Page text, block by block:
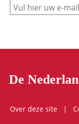
De
Over deze site